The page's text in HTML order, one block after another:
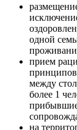
одной
прием
принципов
между
более 1
на